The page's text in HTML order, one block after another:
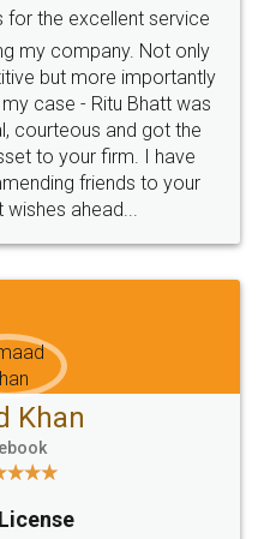
for the excellent service
my company. Not only
but more importantly
case - Ritu Bhatt was
courteous and got the
to your firm. I have
friends to your
wishes ahead...
Khan